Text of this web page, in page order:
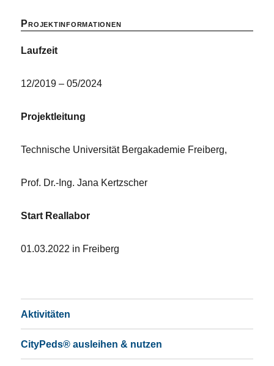
Projektinformationen
Laufzeit
12/2019 – 05/2024
Projektleitung
Technische Universität Bergakademie Freiberg,
Prof. Dr.-Ing. Jana Kertzscher
Start Reallabor
01.03.2022 in Freiberg
Aktivitäten
CityPeds® ausleihen & nutzen